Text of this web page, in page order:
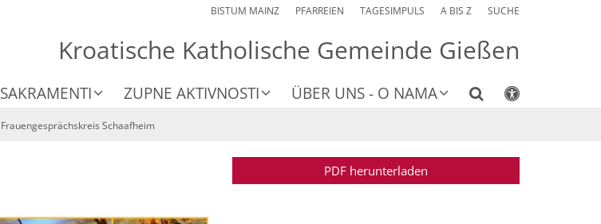
BISTUM MAINZ PFARREIEN TAGESIMPULS A BIS Z SUCHE
Kroatische Katholische Gemeinde Gießen
SAKRAMENTI ZUPNE AKTIVNOSTI ÜBER UNS - O NAMA
Frauengesprächskreis Schaafheim
PDF herunterladen